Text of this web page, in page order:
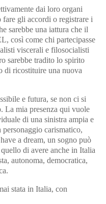
dai loro organi
fare gli accordi o registrare i
sarebbe una iattura che il
così come chi partecipasse
viscerali e filosocialisti
sarebbe tradito lo spirito
di ricostituire una nuova
e futura, se non ci si
La mia presenza qui vuole
di una sinistra ampia e
carismatico,
a dream, un sogno può
di avere anche in Italia
autonoma, democratica,
stata in Italia, con